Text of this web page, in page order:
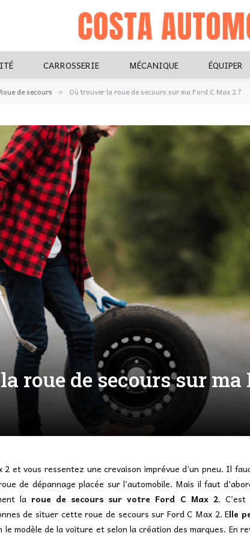
CARROSSERIE MÉCANIQUE ÉQUIPER
Roue de secours » Où trouver la roue de secours sur ma Ford C Max 2 ?
roue de secours sur ma
2 et vous ressentez une crevaison imprévue d’un pneu. Il
de dépannage placée sur l’automobile. Mais il faut
la roue de secours sur votre Ford C Max 2. C’est
de situer cette roue de secours sur Ford C Max 2. Elle
le modèle de la voiture et selon la création des marques. En